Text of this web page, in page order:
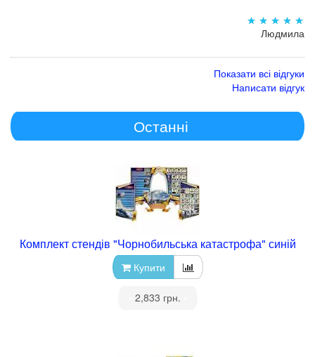
Людмила
Показати всі відгуки
Написати відгук
Останні
Комплект стендів "Чорнобильська катастрофа" синій
Купити
2,833 грн.